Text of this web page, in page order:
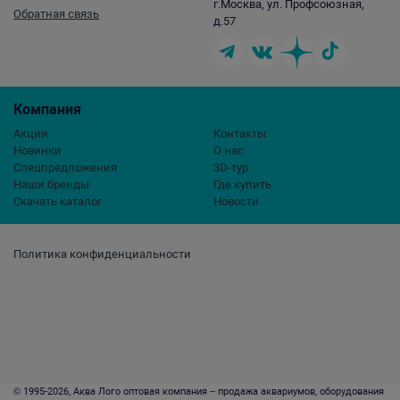
Политика конфиденциальности
Компания
Акции
Новинки
Спецпредложения
Наши бренды
Скачать каталог
Контакты
О нас
3D-тур
Где купить
Новости
Обратная связь
г.Москва, ул. Профсоюзная,
д.57
© 1995-2026, Аква Лого оптовая компания – продажа аквариумов, оборудования